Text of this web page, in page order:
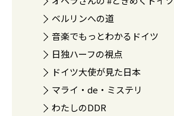
ベルリンへの道
音楽でもっとわかるドイツ
日独ハーフの視点
ドイツ大使が見た日本
マライ・de・ミステリ
わたしのDDR